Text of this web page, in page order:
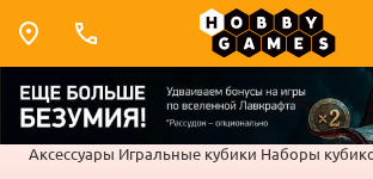
Аксессуары Игральные кубики Наборы